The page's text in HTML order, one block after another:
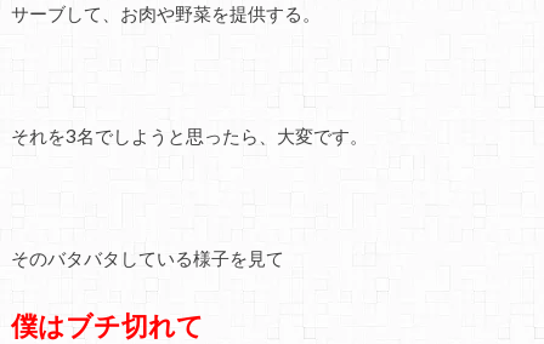
サーブして、お肉や野菜を提供する。
それを3名でしようと思ったら、大変です。
そのバタバタしている様子を見て
僕はブチ切れて